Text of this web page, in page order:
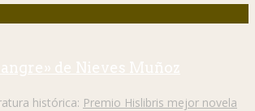
de Nieves Muñoz
histórica: Premio Hislibris mejor novela